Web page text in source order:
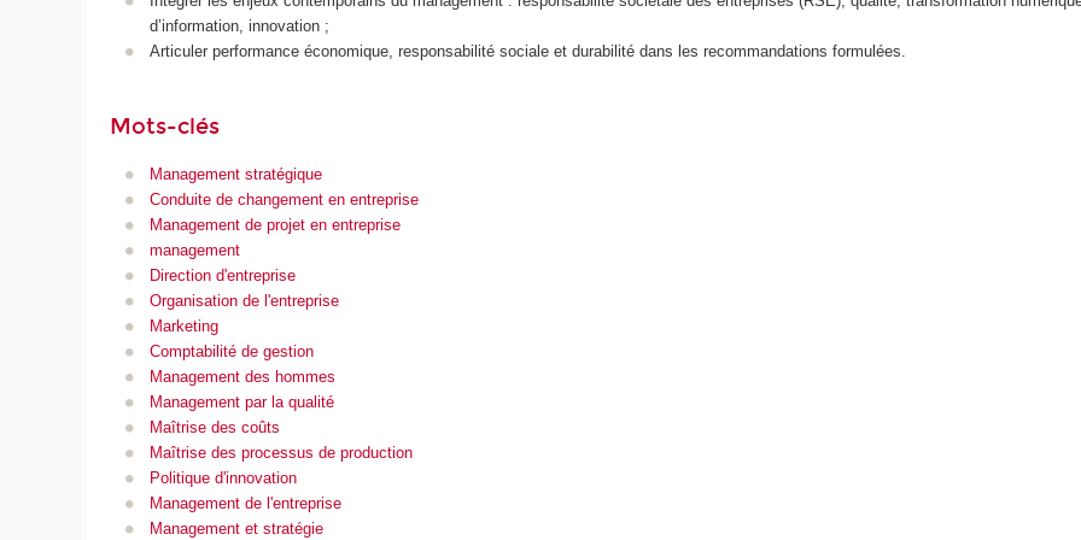
d’information, innovation ;
Articuler performance économique, responsabilité sociale et durabilité dans les recommandations formulées.
Mots-clés
Management stratégique
Conduite de changement en entreprise
Management de projet en entreprise
management
Direction d'entreprise
Organisation de l'entreprise
Marketing
Comptabilité de gestion
Management des hommes
Management par la qualité
Maîtrise des coûts
Maîtrise des processus de production
Politique d'innovation
Management de l'entreprise
Management et stratégie